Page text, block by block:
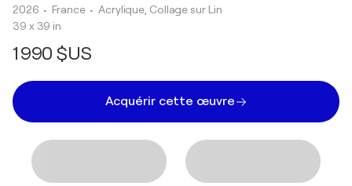
2026 • France •Acrylique, Collage sur Lin
39 x 39 in
1 990 $US
Acquérir cette œuvre